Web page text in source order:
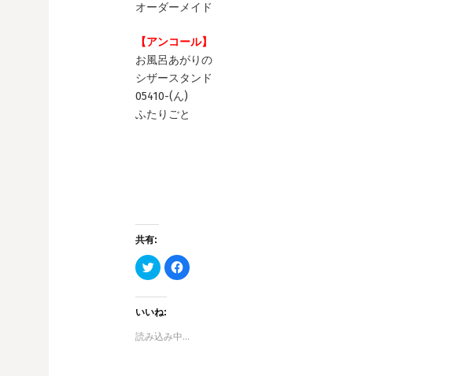
オーダーメイド
【アンコール】
お風呂あがりの
シザースタンド
05410-(ん)
ふたりごと
共有:
ク
リ
て
T
w
i
F
a
で
いいね:
読み込み中…